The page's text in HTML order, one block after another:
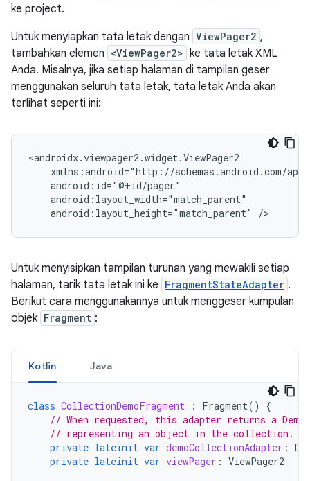
ke project.
Untuk menyiapkan tata letak dengan ViewPager2 ,
tambahkan elemen <ViewPager2> ke tata letak XML
Anda. Misalnya, jika setiap halaman di tampilan geser
menggunakan seluruh tata letak, tata letak Anda akan
terlihat seperti ini:
android:layout_height="match_parent"
Untuk menyisipkan tampilan turunan yang mewakili setiap
halaman, tarik tata letak ini ke FragmentStateAdapter .
Berikut cara menggunakannya untuk menggeser kumpulan
objek Fragment :
Kotlin Java
class CollectionDemoFragment : Fragment()
{
// When requested, this adapter returns a
// representing an object in the collection.
private lateinit var demoCollectionAdapter :
private lateinit var viewPager : ViewPager2